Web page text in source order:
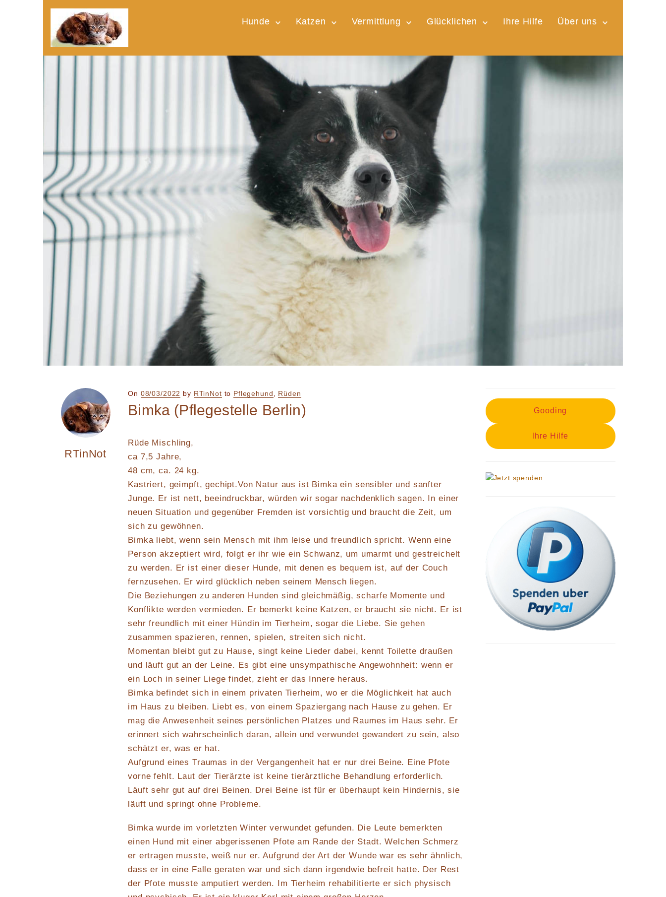
Hunde Katzen Vermittlung Glücklichen Ihre Hilfe Über uns
RTinNot
On Posted
on
08/03/2022 by RTinNot to Pflegehund Rüden
Bimka (Pflegestelle Berlin)
Rüde Mischling,
ca 7,5 Jahre,
48 cm, ca. 24 kg.
Kastriert, geimpft, gechipt.Von Natur aus ist Bimka ein sensibler und sanfter
Junge. Er ist nett, beeindruckbar, würden wir sogar nachdenklich sagen. In einer
neuen Situation und gegenüber Fremden ist vorsichtig und braucht die Zeit, um
sich zu gewöhnen.
Bimka liebt, wenn sein Mensch mit ihm leise und freundlich spricht. Wenn eine
Person akzeptiert wird, folgt er ihr wie ein Schwanz, um umarmt und gestreichelt
zu werden. Er ist einer dieser Hunde, mit denen es bequem ist, auf der Couch
fernzusehen. Er wird glücklich neben seinem Mensch liegen.
Die Beziehungen zu anderen Hunden sind gleichmäßig, scharfe Momente und
Konflikte werden vermieden. Er bemerkt keine Katzen, er braucht sie nicht. Er ist
sehr freundlich mit einer Hündin im Tierheim, sogar die Liebe. Sie gehen
zusammen spazieren, rennen, spielen, streiten sich nicht.
Momentan bleibt gut zu Hause, singt keine Lieder dabei, kennt Toilette draußen
und läuft gut an der Leine. Es gibt eine unsympathische Angewohnheit: wenn er
ein Loch in seiner Liege findet, zieht er das Innere heraus.
Bimka befindet sich in einem privaten Tierheim, wo er die Möglichkeit hat auch
im Haus zu bleiben. Liebt es, von einem Spaziergang nach Hause zu gehen. Er
mag die Anwesenheit seines persönlichen Platzes und Raumes im Haus sehr. Er
erinnert sich wahrscheinlich daran, allein und verwundet gewandert zu sein, also
schätzt er, was er hat.
Aufgrund eines Traumas in der Vergangenheit hat er nur drei Beine. Eine Pfote
vorne fehlt. Laut der Tierärzte ist keine tierärztliche Behandlung erforderlich.
Läuft sehr gut auf drei Beinen. Drei Beine ist für er überhaupt kein Hindernis, sie
läuft und springt ohne Probleme.
Bimka wurde im vorletzten Winter verwundet gefunden. Die Leute bemerkten
einen Hund mit einer abgerissenen Pfote am Rande der Stadt. Welchen Schmerz
er ertragen musste, weiß nur er. Aufgrund der Art der Wunde war es sehr ähnlich,
dass er in eine Falle geraten war und sich dann irgendwie befreit hatte. Der Rest
der Pfote musste amputiert werden. Im Tierheim rehabilitierte er sich physisch
Gooding
Ihre Hilfe